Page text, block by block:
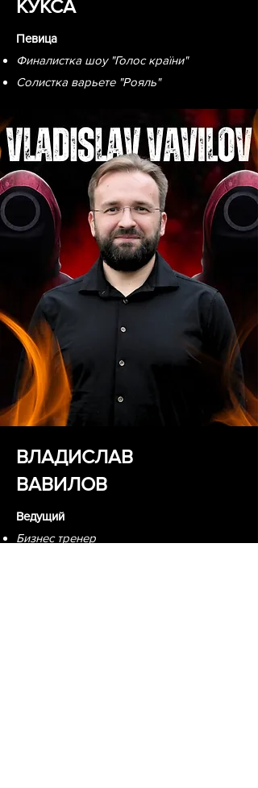
КУКСА
Певица
Финалистка шоу "Голос країни"
Солистка варьете "Рояль"
ВЛАДИСЛАВ
ВАВИЛОВ
Ведущий
Бизнес тренер